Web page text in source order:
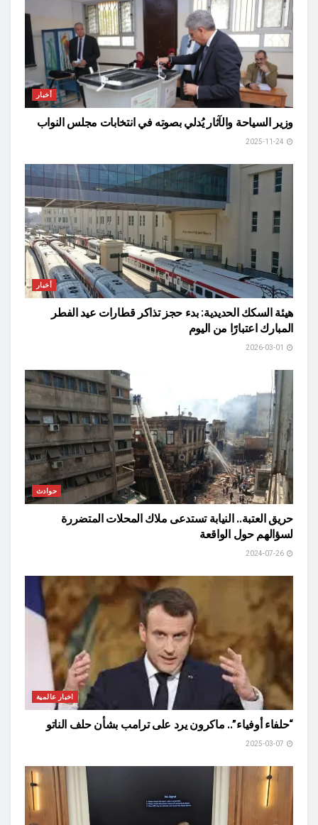
أخبار
وزير السياحة والآثار يُدلي بصوته في انتخابات مجلس النواب
أخبار
هيئة السكك الحديدية: بدء حجز تذاكر قطارات عيد الفطر
المبارك اعتبارًا من اليوم
حوادث
حريق العتبة.. النيابة تستدعى ملاك المحلات المتضررة
لسؤالهم حول الواقعة
اخبار عالمية
“حلفاء أوفياء”.. ماكرون يرد على ترامب بشأن حلف الناتو